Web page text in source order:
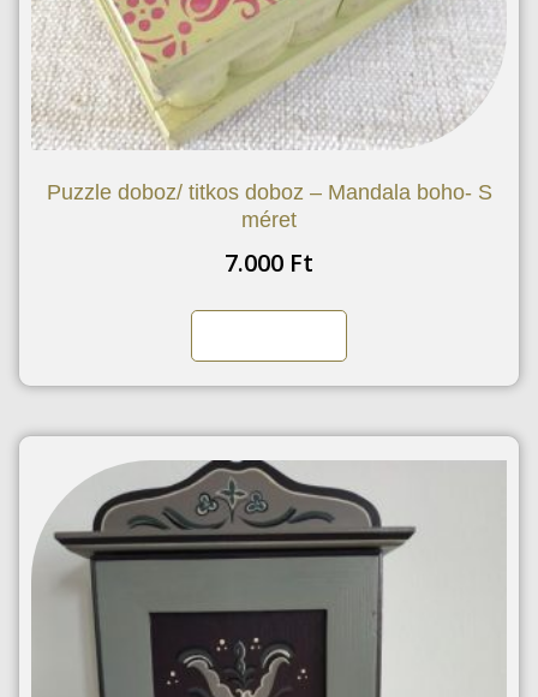
Puzzle doboz/ titkos doboz – Mandala boho- S
méret
7.000 Ft